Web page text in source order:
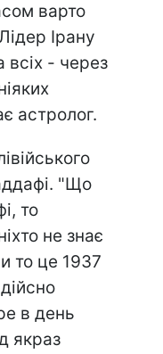
варто
Ірану
всіх - через
астролог.
"Що
то
не знає
то це 1937
в день
якраз